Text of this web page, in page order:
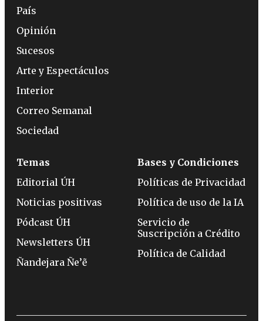
País
Opinión
Sucesos
Arte y Espectáculos
Interior
Correo Semanal
Sociedad
Temas
Editorial ÚH
Noticias positivas
Pódcast ÚH
Newsletters ÚH
Ñandejara Ñe’ẽ
Bases y Condiciones
Políticas de Privacidad
Política de uso de la IA
Servicio de
Suscripción a Crédito
Política de Calidad